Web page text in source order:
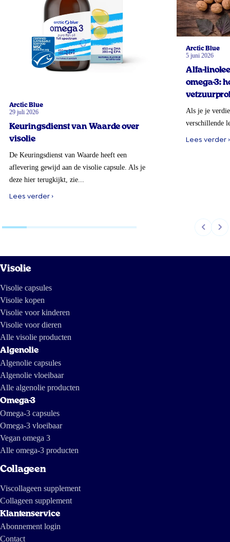
Arctic Blue
29 juli 2026
Keuringsdienst van Waarde over
visolie
De Keuringsdienst van Waarde heeft een
aflevering gewijd aan de visolie capsule. Als je
deze hier terugkijkt, zie...
Lees verder ›
Arctic Blue
5 juni 2026
Alfa-
omega-3:
Als je je
verschillende
Lees verder ›
Visolie
Visolie capsules
Visolie kopen
Visolie voor kinderen
Visolie voor dieren
Alle visolie producten
Algenolie
Algenolie capsules
Algenolie vloeibaar
Alle algenolie producten
Omega-3
Omega-3 capsules
Omega-3 vloeibaar
Vegan omega 3
Alle omega-3 producten
Collageen
Viscollageen supplement
Collageen supplement
Klantenservice
Abonnement login
Contact